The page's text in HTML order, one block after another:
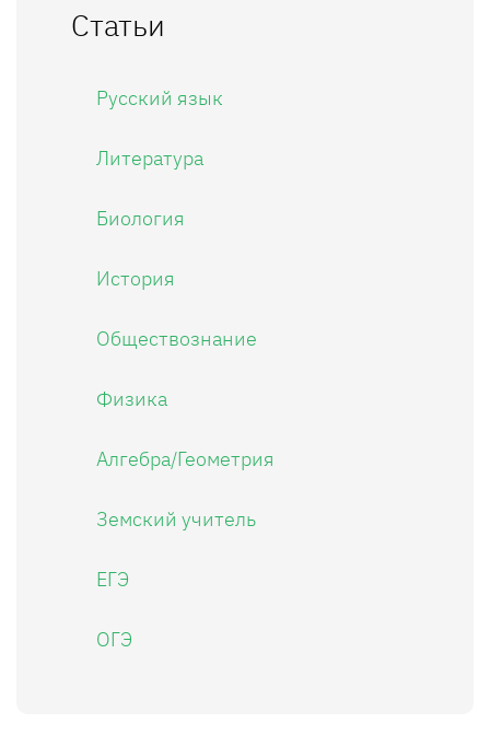
Статьи
Русский язык
Литература
Биология
История
Обществознание
Физика
Алгебра/Геометрия
Земский учитель
ЕГЭ
ОГЭ